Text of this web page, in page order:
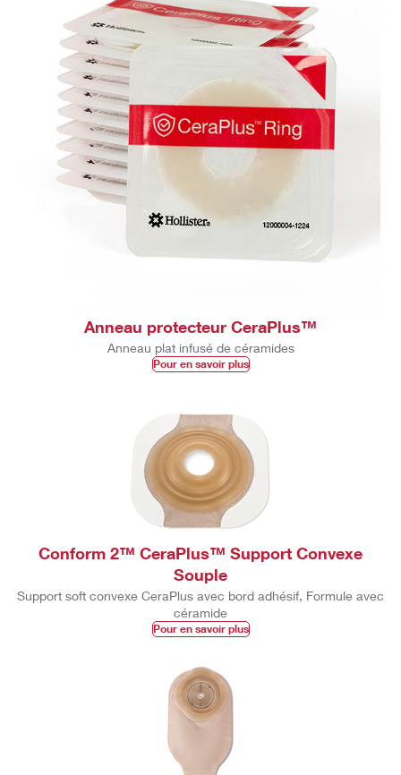
Anneau protecteur CeraPlus™
Anneau plat infusé de céramides
Pour en savoir plus
Conform 2™ CeraPlus™ Support Convexe
Souple
Support soft convexe CeraPlus avec bord adhésif, Formule avec
céramide
Pour en savoir plus